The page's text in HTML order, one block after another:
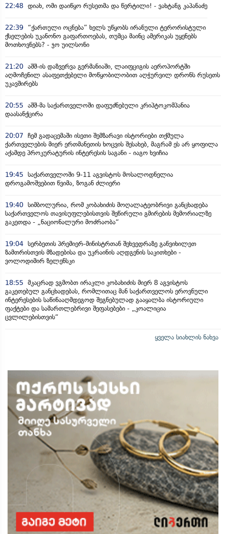
22:48 დიახ, ომი დაიწყო რუსეთმა და წერტილი! - ვახტანგ კაპანაძე
22:39
“ქართული ოცნება” ხელს უწყობს ირანული ტერორისტული
ქსელების უკანონო გაფართოებას, თუმცა მაინც ამერიკას უყენებს
მოთხოვნებს? - ჯო უილსონი
21:20 აშშ-ის დაზვერვა გერმანიაში, ლაიფციგის აეროპორტში
აღმოჩენილ ასაფეთქებელი მოწყობილობით აღჭურვილ დრონს რუსეთს
უკავშირებს
20:55 აშშ-მა საქართველოში დაფუძნებული კრიპტოკომპანია
დაასანქცირა
20:07 ჩემ გადაცემაში ისეთი შემზარავი ისტორიები თქმულა
ქართველების მიერ ერთმანეთის ხოცვის შესახებ, მაგრამ ეს არ ყოფილა
აქამდე პროკურატურის ინტერესის საგანი - იაგო ხვიჩია
19:45 საქართველოში 9-11 აგვისტოს მოსალოდნელია
დროგამოშვებით წვიმა, ზოგან ძლიერი
19:40 სიმბოლურია, რომ კობახიძის მოღალატეობრივი განცხადება
საქართველოს თავისუფლებისთვის შეწირული გმირების მემორიალზე
გაკეთდა - „ნაციონალური მოძრაობა“
19:04 სერბეთის პრემიერ-მინისტრთან შეხვედრაზე განვიხილეთ
ზამთრისთვის მზადებისა და უკრაინის აღდგენის საკითხები -
ვოლოდიმირ ზელენსკი
18:55 მკაცრად ვგმობთ ირაკლი კობახიძის მიერ 8 აგვისტოს
გაკეთებულ განცხადებას, რომლითაც მან საქართველოს ეროვნული
ინტერესების საწინააღმდეგოდ შეგნებულად გააყალბა ისტორიული
ფაქტები და სამართლებრივი შეფასებები - „კოალიცია
ცვლილებისთვის“
ყველა სიახლის ნახვა